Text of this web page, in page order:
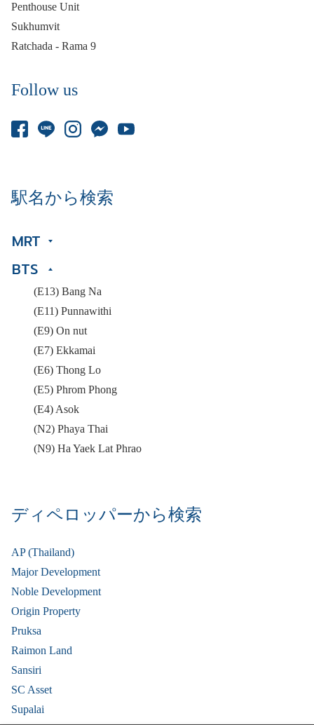
Penthouse Unit
Sukhumvit
Ratchada - Rama 9
Follow us
駅名から検索
MRT
BTS
(E13) Bang Na
(E11) Punnawithi
(E9) On nut
(E7) Ekkamai
(E6) Thong Lo
(E5) Phrom Phong
(E4) Asok
(N2) Phaya Thai
(N9) Ha Yaek Lat Phrao
ディペロッパーから検索
AP (Thailand)
Major Development
Noble Development
Origin Property
Pruksa
Raimon Land
Sansiri
SC Asset
Supalai